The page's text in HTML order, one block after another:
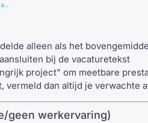
alleen als het
bij de vacaturetekst
project" om meetbare
vermeld dan altijd je verwachte
geen werkervaring)